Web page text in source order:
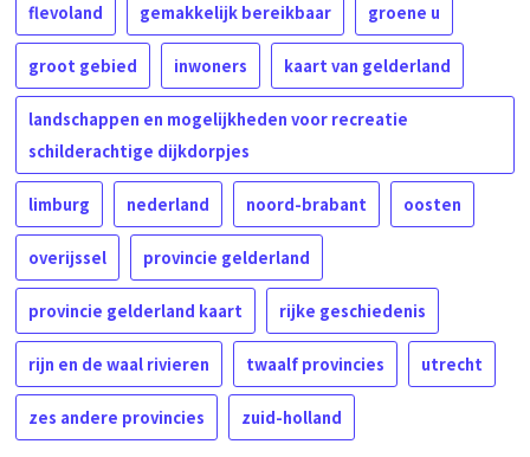
flevoland gemakkelijk bereikbaar groene u
groot gebied inwoners kaart van gelderland
landschappen en mogelijkheden voor recreatie
schilderachtige dijkdorpjes
limburg nederland noord-brabant oosten
overijssel provincie gelderland
provincie gelderland kaart rijke geschiedenis
rijn en de waal rivieren twaalf provincies utrecht
zes andere provincies zuid-holland